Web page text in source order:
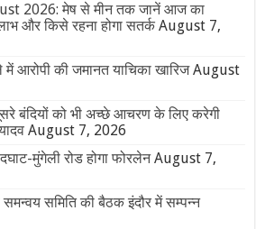
2026: मेष से मीन तक जानें आज का
और किसे रहना होगा सतर्क August 7,
में आरोपी की जमानत याचिका खारिज August
बंदियों को भी अच्छे आचरण के लिए करेगी
August 7, 2026
मुंगेली रोड होगा फोरलेन August 7,
समन्वय समिति की बैठक इंदौर में सम्पन्न